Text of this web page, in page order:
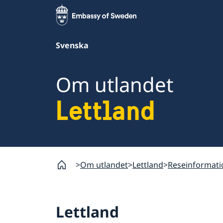
Svenska
Om utlandet
Lettland
Om utlandet Lettland
Lettland